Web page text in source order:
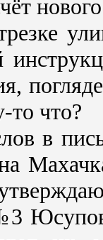
то что?
в